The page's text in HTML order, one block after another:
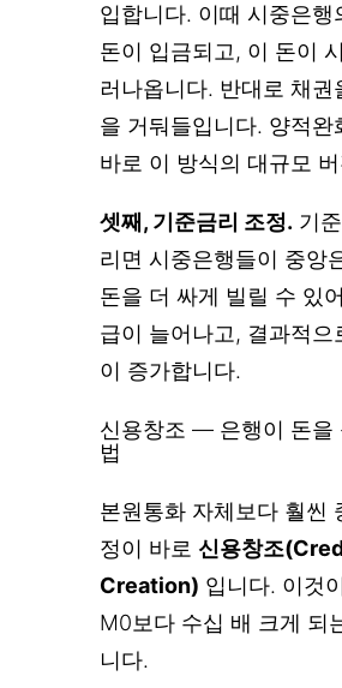
입합니다. 이때 시중은행
돈이 입금되고, 이 돈이
러나옵니다. 반대로 채권
을 거둬들입니다. 양적완
바로 이 방식의 대규모
셋째, 기준금리 조정. 기
리면 시중은행들이 중앙
돈을 더 싸게 빌릴 수 있
급이 늘어나고, 결과적으
이 증가합니다.
신용창조 — 은행이 돈을
법
본원통화 자체보다 훨씬
정이 바로 신용창조
Creation) 입니다. 이것
M0보다 수십 배 크게 되
니다.